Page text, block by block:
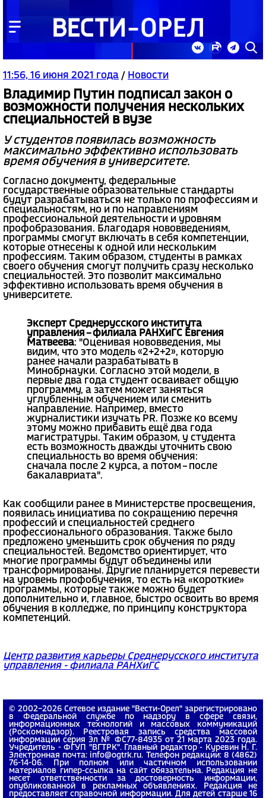
11:56, 16 июня 2021 года / Новости
Владимир Путин подписал закон о
возможности получения нескольких
специальностей в вузе
У студентов появилась возможность
максимально эффективно использовать
время обучения в университете.
Согласно документу, федеральные
государственные образовательные стандарты
будут разрабатываться не только по профессиям и
специальностям, но и по направлениям
профессиональной деятельности и уровням
профобразования. Благодаря нововведениям,
программы смогут включать в себя компетенции,
которые отнесены к одной или нескольким
профессиям. Таким образом, студенты в рамках
своего обучения смогут получить сразу несколько
специальностей. Это позволит максимально
эффективно использовать время обучения в
университете.
Эксперт Среднерусского института
управления – филиала РАНХиГС Евгения
Матвеева: "Оценивая нововведения, мы
видим, что это модель «2+2+2», которую
ранее начали разрабатывать в
Минобрнауки. Согласно этой модели, в
первые два года студент осваивает общую
программу, а затем может заняться
углубленным обучением или сменить
направление. Например, вместо
журналистики изучать PR. Позже ко всему
этому можно прибавить ещё два года
магистратуры. Таким образом, у студента
есть возможность дважды уточнить свою
специальность во время обучения:
сначала после 2 курса, а потом – после
бакалавриата".
Как сообщили ранее в Министерстве просвещения,
появилась инициатива по сокращению перечня
профессий и специальностей среднего
профессионального образования. Также было
предложено уменьшить срок обучения по ряду
специальностей. Ведомство ориентирует, что
многие программы будут объединены или
трансформированы. Другие планируется перевести
на уровень профобучения, то есть на «короткие»
программы, которые также можно будет
дополнительно и, главное, быстро освоить во время
обучения в колледже, по принципу конструктора
компетенций.
Центр развития карьеры Среднерусского института
управления - филиала РАНХиГС
© 2002−2026 Сетевое издание "Вести-Орел" зарегистрировано
в Федеральной службе по надзору в сфере связи,
информационных технологий и массовых коммуникаций
(Роскомнадзор). Реестровая запись средства массовой
информации серия Эл № ФС77-84935 от 21 марта 2023 года.
Учредитель - ФГУП "ВГТРК". Главный редактор - Куревин Н. Г.
Электронная почта: info@ogtrk.ru. Телефон редакции: 8 (4862)
76-14-06. При полном или частичном использовании
материалов гипер-ссылка на сайт обязательна. Редакция не
несет ответственности за достоверность информации,
опубликованной в рекламных объявлениях. Редакция не
предоставляет справочной информации. Для детей старше 16